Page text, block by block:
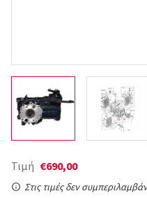
Τιμή €690,00
Στις τιμές δεν